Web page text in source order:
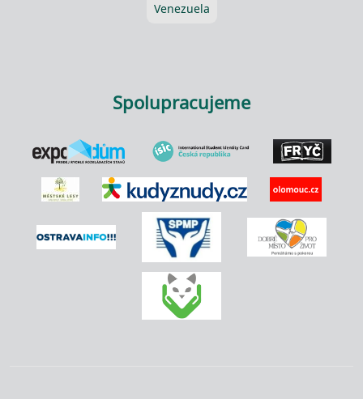
Venezuela
Spolupracujeme